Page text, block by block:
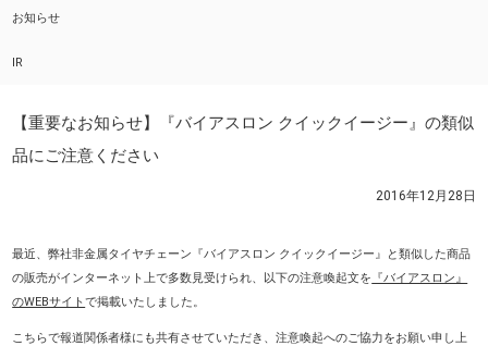
お知らせ
IR
【重要なお知らせ】『バイアスロン クイックイージー』の類似
品にご注意ください
2016年12月28日
最近、弊社非金属タイヤチェーン『バイアスロン クイックイージー』と類似した商品
の販売がインターネット上で多数見受けられ、以下の注意喚起文を 『バイアスロン』
のWEBサイトで掲載いたしました。
こちらで報道関係者様にも共有させていただき、注意喚起へのご協力をお願い申し上